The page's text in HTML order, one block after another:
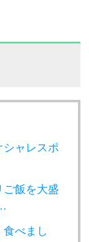
シャレスポ
ご飯を大盛
べまし